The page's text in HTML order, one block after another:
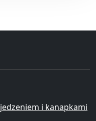
i kanapkami